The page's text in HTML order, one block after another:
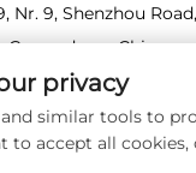
Nr. 9, Shenzhou
Guangdong, China
+86 18150601728
[email
privacy
similar tools to
to accept all cookies,